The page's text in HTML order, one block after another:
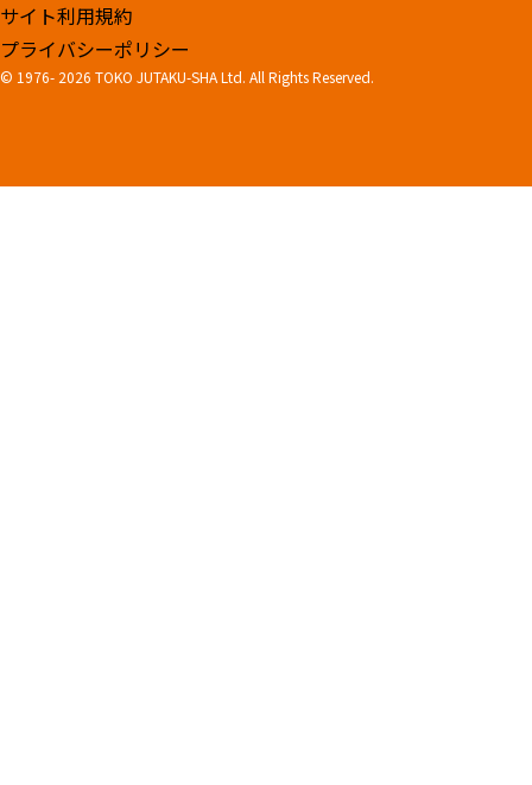
サイト利用規約
プライバシーポリシー
© 1976-2026 TOKO JUTAKU-SHA Ltd. All Rights Reserved.